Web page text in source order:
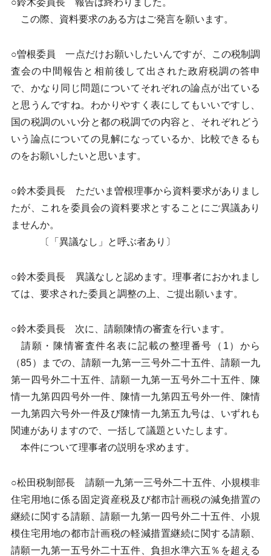
○鈴木委員長 報告は終わりました。
この際、資料要求のある方はご発言を願います。
○曽根委員 一点だけお願いしたいんですが、この税制調
査会の中間報告と相前後して出された政府税調の答申
で、かなり同じ問題についてそれぞれの論点が出ている
と思うんですね。わかりやすく表にしてもいいですし、
国の税調のいい分と都の税調での内容と、それぞれどう
いう論点についての見解になっているか、比較できるも
のをお願いしたいと思います。
○鈴木委員長 ただいま曽根理事から資料要求がありまし
たが、これを委員会の資料要求とすることにご異議あり
ませんか。
〔「異議なし」と呼ぶ者あり〕
○鈴木委員長 異議なしと認めます。理事者におかれまし
ては、要求された委員と調整の上、ご提出願います。
○鈴木委員長 次に、請願陳情の審査を行います。
請願・陳情審査件名表に記載の整理番号（1）から
（85）までの、請願一九第一三号外二十五件、請願一九
第一四号外二十五件、請願一九第一五号外二十五件、陳
情一九第四四号外一件、陳情一九第四五号外一件、陳情
一九第四六号外一件及び陳情一九第五九号は、いずれも
関連がありますので、一括して議題といたします。
本件について理事者の説明を求めます。
○松田税制部長 請願一九第一三号外二十五件、小規模非
住宅用地に係る固定資産税及び都市計画税の減免措置の
継続に関する請願、請願一九第一四号外二十五件、小規
模住宅用地の都市計画税の軽減措置継続に関する請願、
請願一九第一五号外二十五件、負担水準六五％を超える